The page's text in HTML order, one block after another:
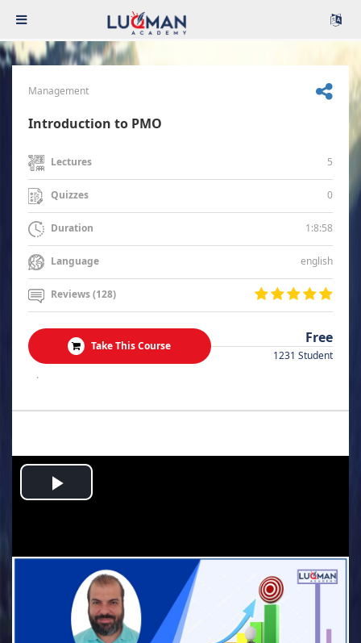
Management
Introduction to PMO
Lectures 5
Quizzes 0
Duration 1:8:58
Language english
Reviews (128)
Take This Course Free
1231 Student
.
Play